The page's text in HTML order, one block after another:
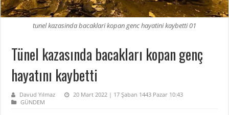
tunel kazasinda bacaklari kopan genc hayatini kaybetti 01
Tünel kazasında bacakları kopan genç
hayatını kaybetti
Davud Yılmaz
20 Mart 2022 | 17 Şaban 1443 Pazar 10:43
GÜNDEM